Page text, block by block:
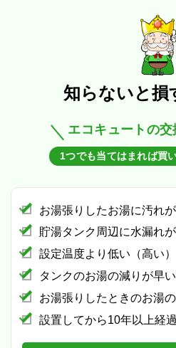
知らないと損
エコキュートの交
1つでも当てはまれば買
お湯張りしたお湯に汚れ
貯湯タンク周辺に水漏れ
設定温度より低い（高い
タンクのお湯の減りが早い
お湯張りしたときのお湯
設置してから10年以上経